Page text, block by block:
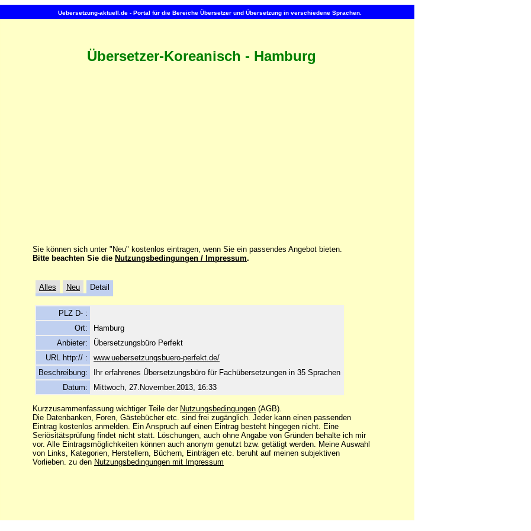
Uebersetzung-aktuell.de - Portal für die Bereiche Übersetzer und Übersetzung in verschiedene Sprachen.
Übersetzer-Koreanisch - Hamburg
Sie können sich unter "Neu" kostenlos eintragen, wenn Sie ein passendes Angebot bieten.
Bitte beachten Sie die Nutzungsbedingungen / Impressum.
Alles Neu Detail
PLZ D- :
Ort:
Hamburg
Anbieter:
Übersetzungsbüro Perfekt
URL http:// :
www.uebersetzungsbuero-perfekt.de/
Beschreibung:
Ihr erfahrenes Übersetzungsbüro für Fachübersetzungen in 35 Sprachen
Datum:
Mittwoch, 27.November.2013, 16:33
Kurzzusammenfassung wichtiger Teile der Nutzungsbedingungen (AGB).
Die Datenbanken, Foren, Gästebücher etc. sind frei zugänglich. Jeder kann einen passenden
Eintrag kostenlos anmelden. Ein Anspruch auf einen Eintrag besteht hingegen nicht. Eine
Seriösitätsprüfung findet nicht statt. Löschungen, auch ohne Angabe von Gründen behalte ich mir
vor. Alle Eintragsmöglichkeiten können auch anonym genutzt bzw. getätigt werden. Meine Auswahl
von Links, Kategorien, Herstellern, Büchern, Einträgen etc. beruht auf meinen subjektiven
Vorlieben. zu den Nutzungsbedingungen mit Impressum